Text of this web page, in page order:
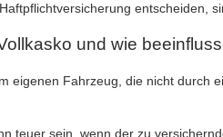
entscheiden,
und wie
eigenen Fahrzeug, die nicht durch
teuer sein, wenn der zu